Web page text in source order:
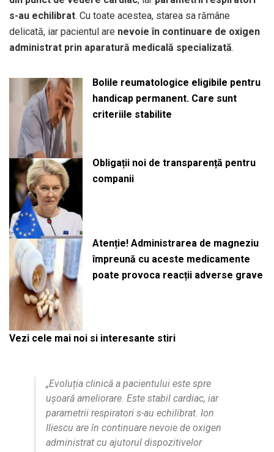
s-au echilibrat. Cu toate acestea, starea sa rămâne
delicată, iar pacientul are nevoie în continuare de oxigen
administrat prin aparatură medicală specializată.
Bolile reumatologice eligibile pentru
handicap permanent. Care sunt
criteriile stabilite
Obligații noi de transparență pentru
companii
Atenție! Administrarea de magneziu
împreună cu aceste medicamente
poate provoca reacții adverse grave
Vezi cele mai noi si interesante stiri
„Evoluția clinică a pacientului este spre
ușoară ameliorare. Este stabil cardiac, iar
parametrii respiratori s-au echilibrat. Ion
Iliescu are în continuare nevoie de oxigen
administrat cu ajutorul dispozitivelor